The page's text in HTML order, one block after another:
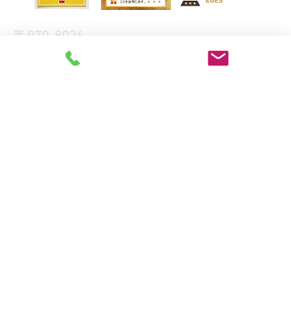
〒970-8026
​福島県いわき市平2町目7-2 ヤマニビル4階